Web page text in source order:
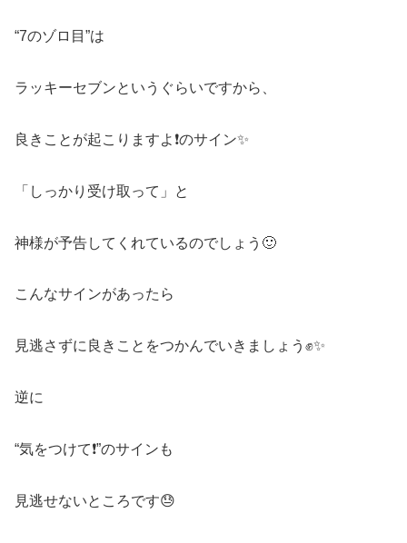
“7のゾロ目”は
ラッキーセブンというぐらいですから、
良きことが起こりますよ❗️のサイン✨
「しっかり受け取って」と
神様が予告してくれているのでしょう🙂
こんなサインがあったら
見逃さずに良きことをつかんでいきましょう✊✨
逆に
“気をつけて❗️”のサインも
見逃せないところです😓